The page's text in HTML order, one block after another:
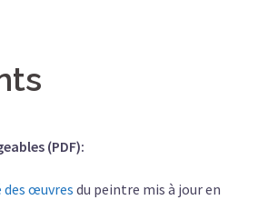
(PDF):
œuvres du peintre mis à jour en